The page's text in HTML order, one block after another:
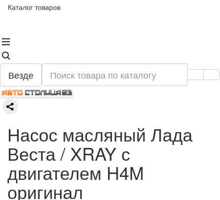
Каталог товаров
Везде
Насос масляный Лада
Веста / XRAY с
двигателем H4M
оригинал